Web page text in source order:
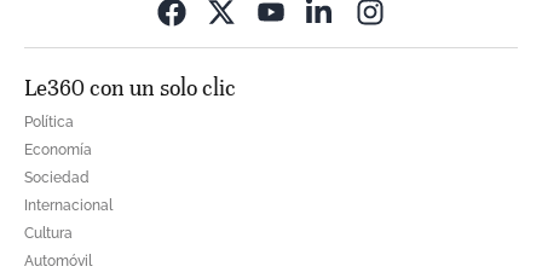
Le360 con un solo clic
Política
Economía
Sociedad
Internacional
Cultura
Automóvil